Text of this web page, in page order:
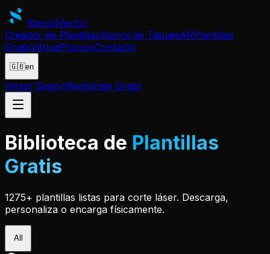
StencilVector
Creador de PlantillasStencil de TatuajeARPlantillas
GratisVitrinaPreciosContacto
🇬🇧en
Iniciar SesiónRegístrate Gratis
Biblioteca de Plantillas
Gratis
1275+ plantillas listas para corte láser. Descarga,
personaliza o encarga físicamente.
All